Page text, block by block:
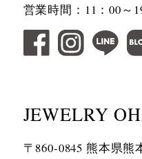
営業時間：11：00～
JEWELRY
〒860-0845 熊本県